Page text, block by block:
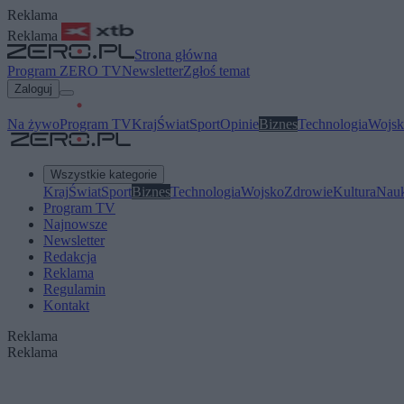
Reklama
Reklama
Strona główna
Program ZERO TVNewsletterZgłoś temat
Zaloguj
Na żywoProgram TVKrajŚwiatSportOpinieBiznesTechnologia
Wszystkie kategorie
KrajŚwiatSportBiznesTechnologiaWojskoZdrowieKultura
Program TV
Najnowsze
Newsletter
Redakcja
Reklama
Regulamin
Kontakt
Reklama
Reklama